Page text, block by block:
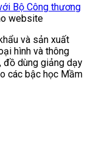
và sản xuất
hình và thông
đồ dùng giảng dạy
các bậc học Mầm